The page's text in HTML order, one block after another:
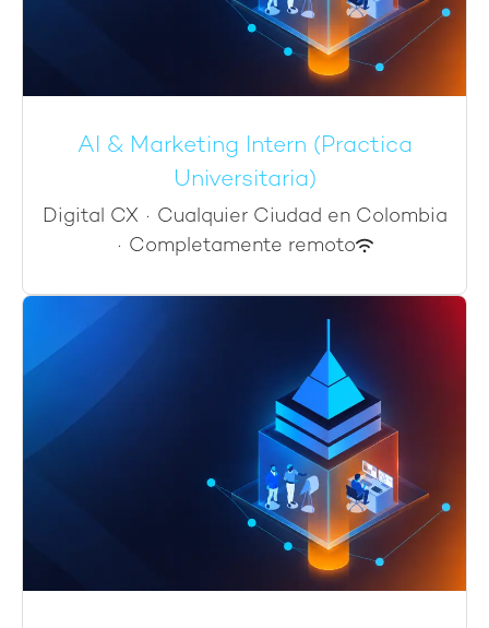
AI & Marketing Intern (Practica
Universitaria)
Digital CX · Cualquier Ciudad en Colombia
· Completamente remoto